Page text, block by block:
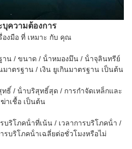
บุความต้องการ
องมือ ที่ เหมาะ กับ คุณ
าน / ขนาด / น้ําหมองมึน / น้ําจุลินทรีย์
าตรฐาน / เงิน ยูเกินมาตรฐาน เป็นต้น
ธิ์ / น้ําบริสุทธิ์สุด / การกําจัดเหล็กและ
าเชื้อ เป็นต้น
บริโภคน้ําที่เน้น / เวลาการบริโภคน้ํา /
รบริโภคน้ําเฉลี่ยต่อชั่วโมงหรือไม่